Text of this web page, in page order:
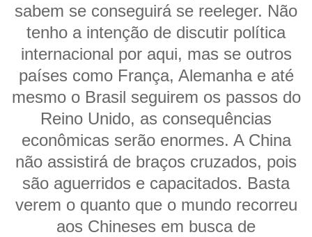
sabem se conseguirá se reeleger. Não
tenho a intenção de discutir política
internacional por aqui, mas se outros
países como França, Alemanha e até
mesmo o Brasil seguirem os passos do
Reino Unido, as consequências
econômicas serão enormes. A China
não assistirá de braços cruzados, pois
são aguerridos e capacitados. Basta
verem o quanto que o mundo recorreu
aos Chineses em busca de